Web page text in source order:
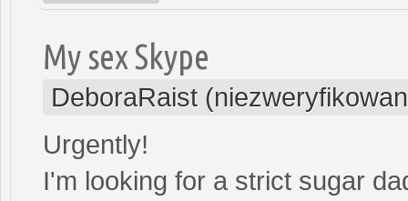
My sex Skype
DeboraRaist
Urgently!
I'm looking for a strict sugar